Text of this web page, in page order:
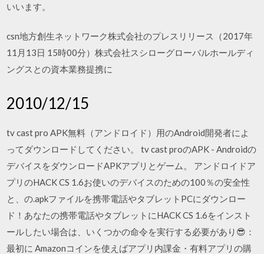
いいます。
csn地方創生ネットワーク株式会社のプレスリリース（2017年
11月13日 15時00分）株式会社スシローグローバルホールディ
ングスとの資本業務提携に
2010/12/15
tv cast pro APK無料（アンドロイド）用のAndroid開発者によ
ってダウンロードしてください。 tv cast proのAPK - Androidの
デバイスをダウンロードAPKアプリとゲーム。 アンドロイドア
プリのHACK CS 1.6お使いのデバイスのための100％の安全性
と、の.apkファイルを携帯電話やタブレットPCにダウンロー
ド！あなたの携帯電話やタブレットにHACK CS 1.6をインスト
ールしたい場合は、いくつかの命令を実行する必要があり😎：
最初に Amazonコインを使えばアプリ内課金・有料アプリの購